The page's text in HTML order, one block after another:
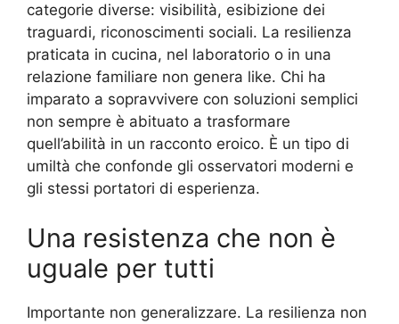
categorie diverse: visibilità, esibizione dei
traguardi, riconoscimenti sociali. La resilienza
praticata in cucina, nel laboratorio o in una
relazione familiare non genera like. Chi ha
imparato a sopravvivere con soluzioni semplici
non sempre è abituato a trasformare
quell’abilità in un racconto eroico. È un tipo di
umiltà che confonde gli osservatori moderni e
gli stessi portatori di esperienza.
Una resistenza che non è
uguale per tutti
Importante non generalizzare. La resilienza non